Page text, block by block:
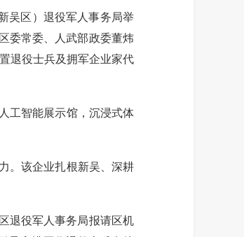
吴区）退役军人事务局举
委常委、人武部政委董炜
退役士兵及拥军企业家代
工智能展示馆，沉浸式体
。该企业扎根新吴、深耕
退役军人事务局报请区机